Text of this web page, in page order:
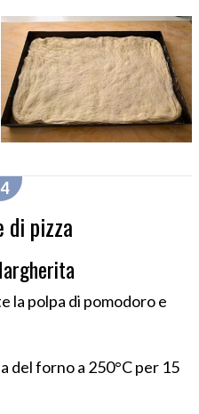
di pizza
la polpa di pomodoro e
del forno a 250°C per 15